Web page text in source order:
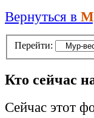
Вернуться в
Перейти:
Кто сейчас
Сейчас этот